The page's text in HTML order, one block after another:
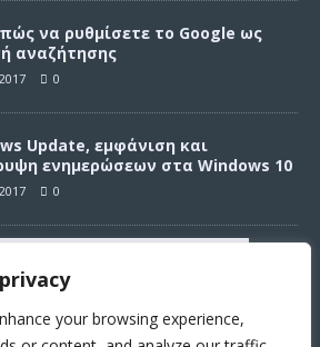
τον ιστότοπο
των cookies
χρήσης.
your browsing experience,
να ρυθμίσετε το Google ως
αναζήτησης
0
Update, εμφάνιση και
ενημερώσεων στα Windows 10
0
στα Windows 10